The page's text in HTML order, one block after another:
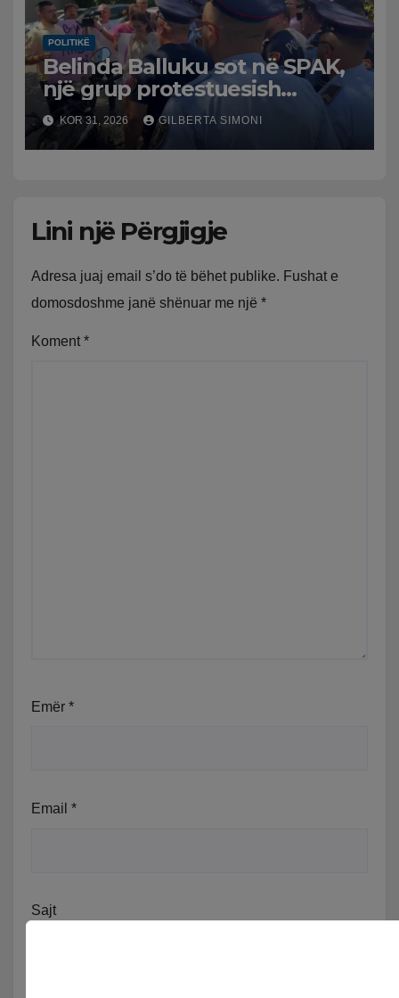
POLITIKË
Belinda Balluku sot në SPAK,
një grup protestuesish
grumbullohen para
Prokurorisë së Posaçme
KOR 31, 2026 GILBERTA SIMONI
Lini një Përgjigje
Adresa juaj email s’do të bëhet publike. Fushat e
domosdoshme janë shënuar me një *
Koment *
Emër *
Email *
Sajt